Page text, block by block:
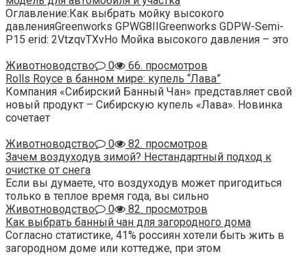
Оглавление:Как выбрать мойку высокого
давленияGreenworks GPWG8IIGreenworks GDPW-Semi-
P15 erid: 2VtzqvTXvHo Мойка высокого давления – это
Животноводство
0
66. просмотров
Rolls Royce в банном мире: купель “Лава”
Компания «Сибирский Банный Чан» представляет свой
новый продукт – Сибирскую купель «Лава». Новинка
сочетает
Животноводство
0
82. просмотров
Зачем воздуходув зимой? Нестандартный подход к
очистке от снега
Если вы думаете, что воздуходув может пригодиться
только в теплое время года, вы сильно
Животноводство
0
82. просмотров
Как выбрать банный чан для загородного дома
Согласно статистике, 41% россиян хотели быть жить в
загородном доме или коттедже, при этом